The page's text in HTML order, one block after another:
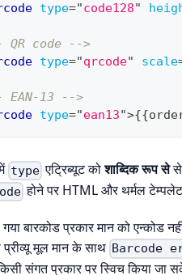
type="code128"
QR code -->
type="qrcode" scale
EAN-13 -->
type="ean13">
type एट्रिब्यूट कोशाब्दिक रूप से
होने पर HTML और थर्मल
गया बारकोड प्रकार मान को एन्कोड
प्रीव्यू मूल मान के साथ Barcode
संगत प्रकार पर स्विच किया जा